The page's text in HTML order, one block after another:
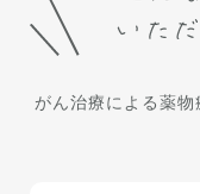
がん治療による薬